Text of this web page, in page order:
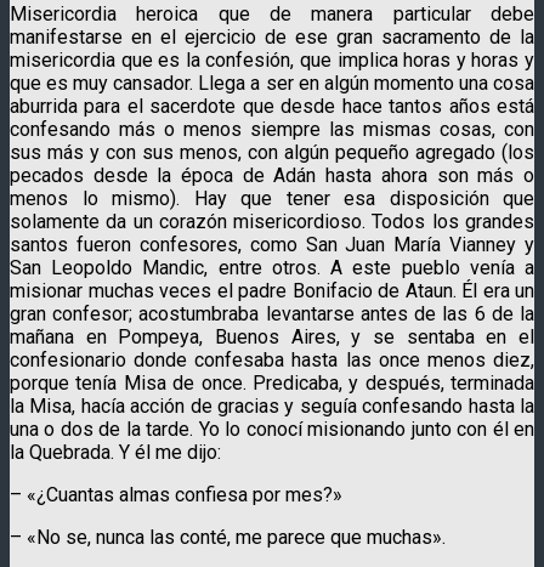
Misericordia heroica que de manera particular debe
manifestarse en el ejercicio de ese gran sacramento de la
misericordia que es la confesión, que implica horas y horas y
que es muy cansador. Llega a ser en algún momento una cosa
aburrida para el sacerdote que desde hace tantos años está
confesando más o menos siempre las mismas cosas, con
sus más y con sus menos, con algún pequeño agregado (los
pecados desde la época de Adán hasta ahora son más o
menos lo mismo). Hay que tener esa disposición que
solamente da un corazón misericordioso. Todos los grandes
santos fueron confesores, como San Juan María Vianney y
San Leopoldo Mandic, entre otros. A este pueblo venía a
misionar muchas veces el padre Bonifacio de Ataun. Él era un
gran confesor; acostumbraba levantarse antes de las 6 de la
mañana en Pompeya, Buenos Aires, y se sentaba en el
confesionario donde confesaba hasta las once menos diez,
porque tenía Misa de once. Predicaba, y después, terminada
la Misa, hacía acción de gracias y seguía confesando hasta la
una o dos de la tarde. Yo lo conocí misionando junto con él en
la Quebrada. Y él me dijo:
– «¿Cuantas almas confiesa por mes?»
– «No se, nunca las conté, me parece que muchas».